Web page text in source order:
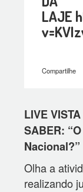
LAJE
Compartilhe
LIVE
SABER:
Nacional?”
Olha a
realizando